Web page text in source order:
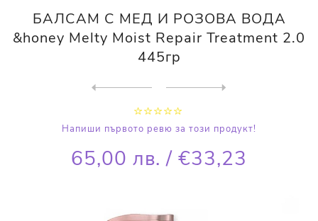
БАЛСАМ С МЕД И РОЗОВА ВОДА
&honey Melty Moist Repair Treatment 2.0
445гр
Напиши първото ревю за този продукт!
65,00 лв. / €33,23